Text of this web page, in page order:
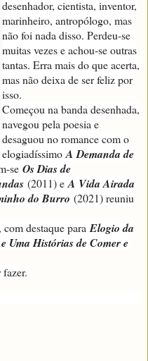
desenhador, cientista, inventor,
marinheiro, antropólogo, mas
não foi nada disso. Perdeu-se
muitas vezes e achou-se outras
tantas. Erra mais do que acerta,
mas não deixa de ser feliz por
isso.
Começou na banda desenhada,
navegou pela poesia e
desaguou no romance com o
elogiadíssimoA Demanda de
se Os Dias de
(2011) eA Vida Airada
do Burro (2021) reuniu
com destaque paraElogio da
Uma Histórias de Comer e